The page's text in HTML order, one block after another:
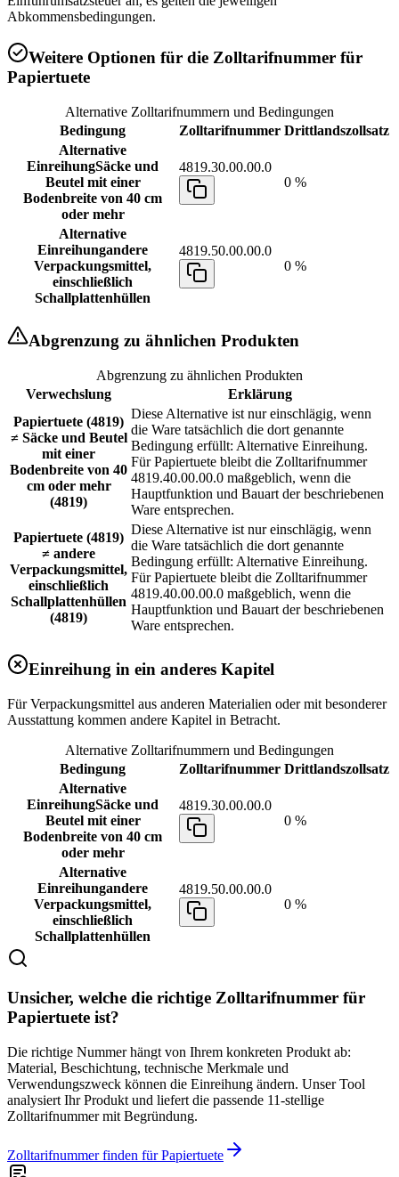
Abkommensbedingungen.
Weitere Optionen für die Zolltarifnummer für
Papiertuete
Alternative Zolltarifnummern und Bedingungen
Bedingung
Zolltarifnummer Drittlandszollsatz
Alternative
EinreihungSäcke und
Beutel mit einer
Bodenbreite von 40 cm
oder mehr
4819.30.00.00.0
0 %
Alternative
Einreihungandere
Verpackungsmittel,
einschließlich
Schallplattenhüllen
4819.50.00.00.0
0 %
Abgrenzung zu ähnlichen Produkten
Abgrenzung zu ähnlichen Produkten
Verwechslung
Erklärung
Papiertuete (4819)
≠ Säcke und Beutel
mit einer
Bodenbreite von 40
cm oder mehr
(4819)
Diese Alternative ist nur einschlägig, wenn
die Ware tatsächlich die dort genannte
Bedingung erfüllt: Alternative Einreihung.
Für Papiertuete bleibt die Zolltarifnummer
4819.40.00.00.0 maßgeblich, wenn die
Hauptfunktion und Bauart der beschriebenen
Ware entsprechen.
Papiertuete (4819)
≠ andere
Verpackungsmittel,
einschließlich
Schallplattenhüllen
(4819)
Diese Alternative ist nur einschlägig, wenn
die Ware tatsächlich die dort genannte
Bedingung erfüllt: Alternative Einreihung.
Für Papiertuete bleibt die Zolltarifnummer
4819.40.00.00.0 maßgeblich, wenn die
Hauptfunktion und Bauart der beschriebenen
Ware entsprechen.
Einreihung in ein anderes Kapitel
Für Verpackungsmittel aus anderen Materialien oder mit besonderer
Ausstattung kommen andere Kapitel in Betracht.
Alternative Zolltarifnummern und Bedingungen
Bedingung
Zolltarifnummer Drittlandszollsatz
Alternative
EinreihungSäcke und
Beutel mit einer
Bodenbreite von 40 cm
oder mehr
4819.30.00.00.0
0 %
Alternative
Einreihungandere
Verpackungsmittel,
einschließlich
Schallplattenhüllen
4819.50.00.00.0
0 %
Unsicher, welche die richtige Zolltarifnummer für
Papiertuete ist?
Die richtige Nummer hängt von Ihrem konkreten Produkt ab:
Material, Beschichtung, technische Merkmale und
Verwendungszweck können die Einreihung ändern. Unser Tool
analysiert Ihr Produkt und liefert die passende 11-stellige
Zolltarifnummer mit Begründung.
Zolltarifnummer finden für Papiertuete